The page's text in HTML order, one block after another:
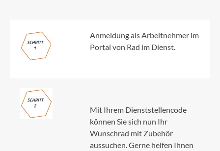
Anmeldung als Arbeitnehmer im
Portal von Rad im Dienst.
Mit Ihrem Dienststellencode
können Sie sich nun Ihr
Wunschrad mit Zubehör
aussuchen. Gerne helfen Ihnen